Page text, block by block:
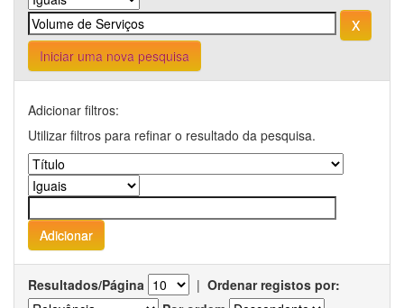
Iniciar uma nova pesquisa
Adicionar filtros:
Utilizar filtros para refinar o resultado da pesquisa.
Resultados/Página | Ordenar registos por: